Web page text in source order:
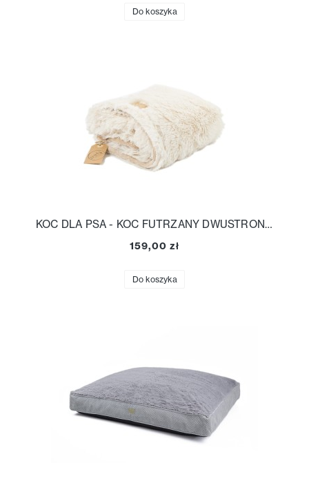
Do koszyka
KOC DLA PSA - KOC FUTRZANY DWUSTRONNY
159,00 zł
Do koszyka